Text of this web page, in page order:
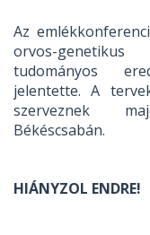
Az
orvos-
tudományos
jelentette. A
szerveznek
Békéscsabán.
HIÁNYZOL ENDRE!